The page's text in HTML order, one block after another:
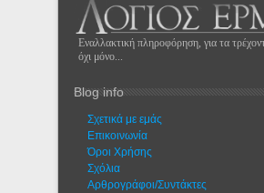
Εναλλακτική πληροφόρηση, για τα
όχι μόνο...
Blog info
Σχετικά με εμάς
Eπικοινωνία
Όροι Χρήσης
Σχόλια
Αρθρογράφοι/Συντάκτες